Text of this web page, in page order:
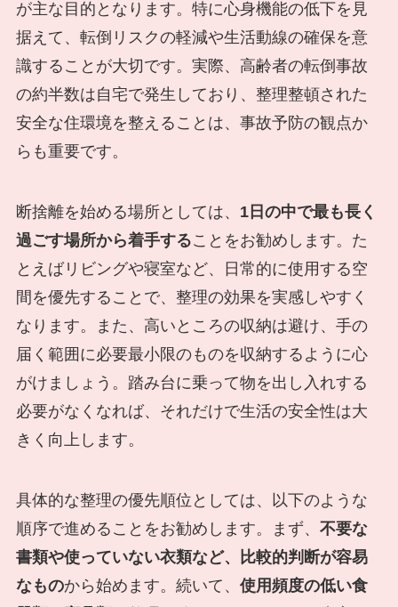
が主な目的となります。特に心身機能の低下を見
据えて、転倒リスクの軽減や生活動線の確保を意
識することが大切です。実際、高齢者の転倒事故
の約半数は自宅で発生しており、整理整頓された
安全な住環境を整えることは、事故予防の観点か
らも重要です。
断捨離を始める場所としては、 1日の中で最も長く
過ごす場所から着手することをお勧めします。た
とえばリビングや寝室など、日常的に使用する空
間を優先することで、整理の効果を実感しやすく
なります。また、高いところの収納は避け、手の
届く範囲に必要最小限のものを収納するように心
がけましょう。踏み台に乗って物を出し入れする
必要がなくなれば、それだけで生活の安全性は大
きく向上します。
具体的な整理の優先順位としては、以下のような
順序で進めることをお勧めします。まず、 不要な
書類や使っていない衣類など、比較的判断が容易
なものから始めます。続いて、 使用頻度の低い食